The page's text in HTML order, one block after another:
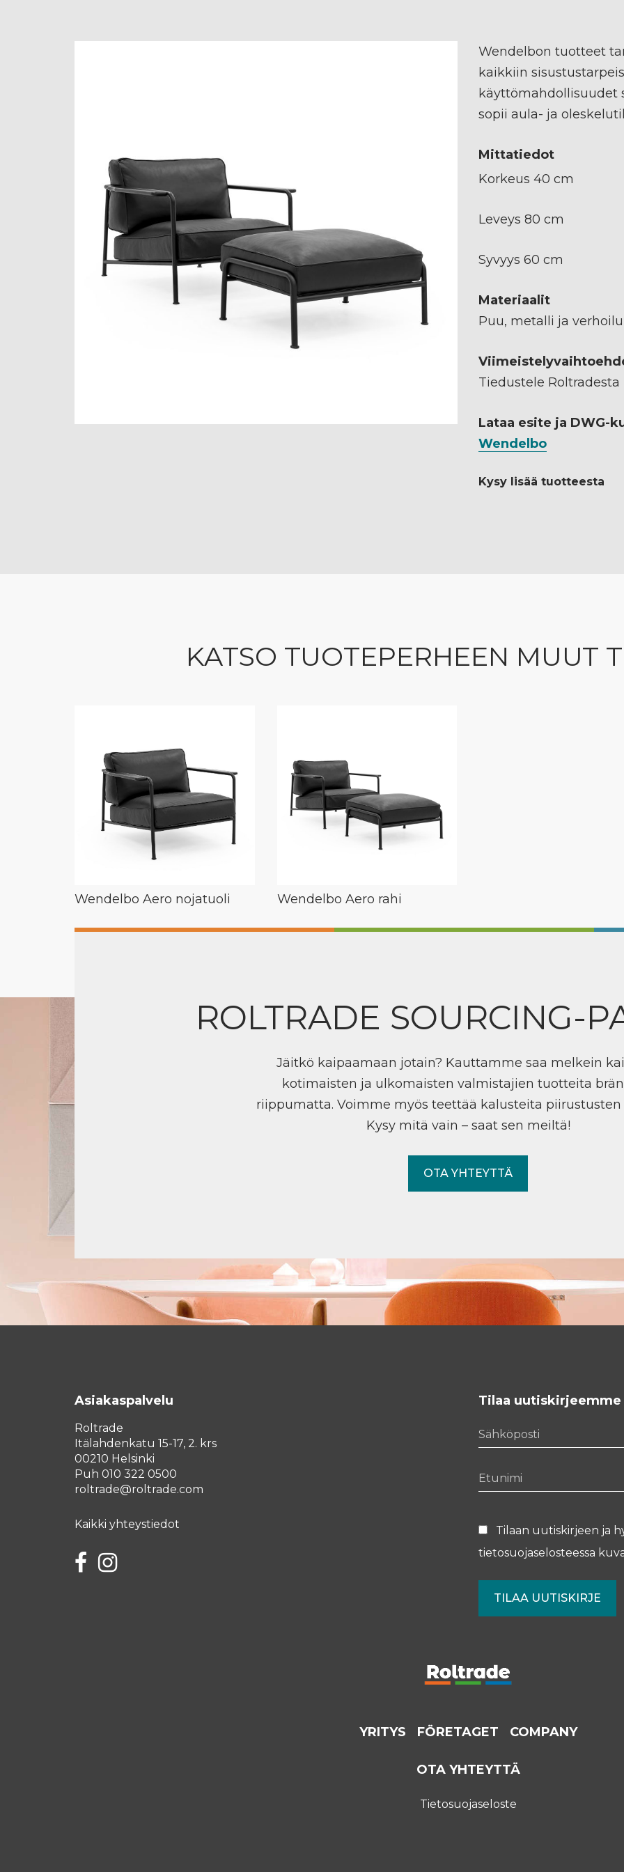
Wendelbon tuotteet
kaikkiin
käyttömahdollisuudet
sopii aula- ja
Mittatiedot
Korkeus 40 cm
Leveys 80 cm
Syvyys 60 cm
Materiaalit
Puu, metalli ja
Tiedustele Roltradesta
Lataa esite ja DWG-
Wendelbo
Kysy lisää tuotteesta
KATSO TUOTEPERHEEN MUUT
Wendelbo Aero nojatuoli Wendelbo Aero rahi
ROLTRADE SOURCING-
Jäitkö kaipaamaan jotain? Kauttamme saa melkein
kotimaisten ja ulkomaisten valmistajien tuotteita
riippumatta. Voimme myös teettää kalusteita piirustusten
Kysy mitä vain – saat sen meiltä!
OTA YHTEYTTÄ
Asiakaspalvelu
Roltrade
Itälahdenkatu 15-17, 2. krs
00210 Helsinki
Puh 010 322 0500
roltrade@roltrade.com
Kaikki yhteystiedot
FacebookInstagram
Tilaa uutiskirjeemme
Tilaan uutiskirjeen ja
tietosuojaselosteessa
YRITYS FÖRETAGET COMPANY
OTA YHTEYTTÄ
Tietosuojaseloste